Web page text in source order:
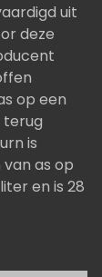
uit
deze
op een
terug
is
as op
en is 28